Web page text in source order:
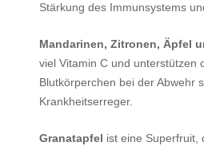
Stärkung des Immunsystems
Mandarinen, Zitronen, Äpfel
viel Vitamin C und unterstützen
Blutkörperchen bei der Abwehr
Krankheitserreger.
Granatapfel ist eine Superfruit,